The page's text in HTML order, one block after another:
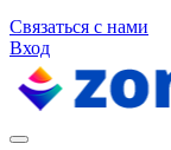
Связаться с нами
Вход